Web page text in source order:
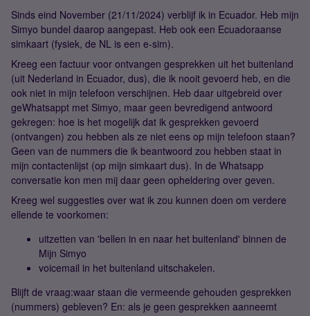
Sinds eind November (21/11/2024) verblijf ik in Ecuador. Heb mijn
Simyo bundel daarop aangepast. Heb ook een Ecuadoraanse
simkaart (fysiek, de NL is een e-sim).
Kreeg een factuur voor ontvangen gesprekken uit het buitenland
(uit Nederland in Ecuador, dus), die ik nooit gevoerd heb, en die
ook niet in mijn telefoon verschijnen. Heb daar uitgebreid over
geWhatsappt met Simyo, maar geen bevredigend antwoord
gekregen: hoe is het mogelijk dat ik gesprekken gevoerd
(ontvangen) zou hebben als ze niet eens op mijn telefoon staan?
Geen van de nummers die ik beantwoord zou hebben staat in
mijn contactenlijst (op mijn simkaart dus). In de Whatsapp
conversatie kon men mij daar geen opheldering over geven.
Kreeg wel suggesties over wat ik zou kunnen doen om verdere
ellende te voorkomen:
uitzetten van 'bellen in en naar het buitenland' binnen de
Mijn Simyo
voicemail in het buitenland uitschakelen.
Blijft de vraag:waar staan die vermeende gehouden gesprekken
(nummers) gebleven? En: als je geen gesprekken aanneemt